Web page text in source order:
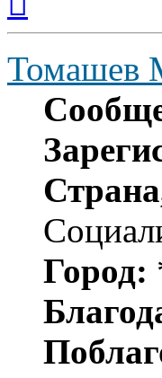
началу
Томашев
Город: